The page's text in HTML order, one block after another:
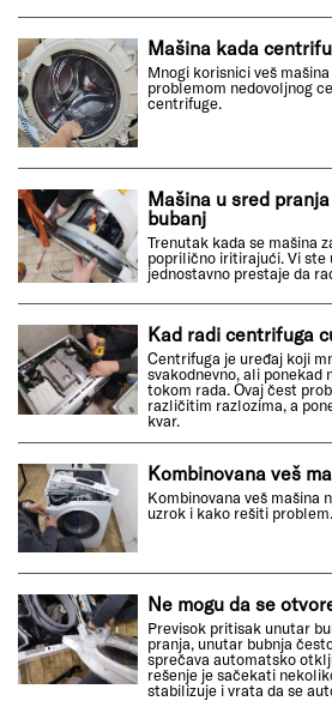
Mašina kada
Mnogi korisnici veš
problemom nedovoljnog
centrifuge.
Mašina u sred
bubanj
Trenutak kada se mašina
poprilično iritirajući. Vi ste
jednostavno prestaje da
Kad radi centrifuga
Centrifuga je uređaj koji
svakodnevno, ali ponekad
tokom rada. Ovaj čest
različitim razlozima, a
kvar.
Kombinovana veš
Kombinovana veš mašina
uzrok i kako rešiti problem.
Ne mogu da se
Previsok pritisak unutar
pranja, unutar bubnja
sprečava automatsko
rešenje je sačekati
stabilizuje i vrata da se